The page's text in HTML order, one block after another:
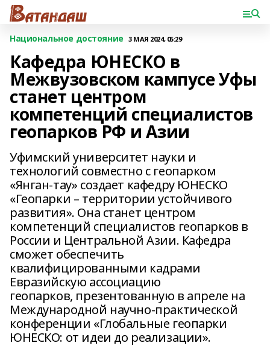
Национальное достояние 3 МАЯ 2024, 05:29
Кафедра ЮНЕСКО в
Межвузовском кампусе Уфы
станет центром
компетенций специалистов
геопарков РФ и Азии
Уфимский университет науки и
технологий совместно с геопарком
«Янган-тау» создает кафедру ЮНЕСКО
«Геопарки – территории устойчивого
развития». Она станет центром
компетенций специалистов геопарков в
России и Центральной Азии. Кафедра
сможет обеспечить
квалифицированными кадрами
Евразийскую ассоциацию
геопарков, презентованную в апреле на
Международной научно-практической
конференции «Глобальные геопарки
ЮНЕСКО: от идеи до реализации».